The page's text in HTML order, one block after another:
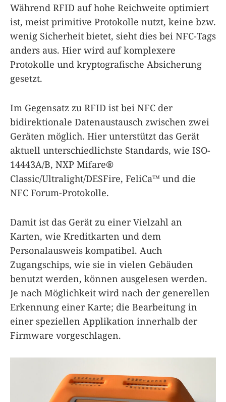
Während RFID auf hohe Reichweite optimiert
ist, meist primitive Protokolle nutzt, keine bzw.
wenig Sicherheit bietet, sieht dies bei NFC-Tags
anders aus. Hier wird auf komplexere
Protokolle und kryptografische Absicherung
gesetzt.
Im Gegensatz zu RFID ist bei NFC der
bidirektionale Datenaustausch zwischen zwei
Geräten möglich. Hier unterstützt das Gerät
aktuell unterschiedlichste Standards, wie ISO-
14443A/B, NXP Mifare®
Classic/Ultralight/DESFire, FeliCa™ und die
NFC Forum-Protokolle.
Damit ist das Gerät zu einer Vielzahl an
Karten, wie Kreditkarten und dem
Personalausweis kompatibel. Auch
Zugangschips, wie sie in vielen Gebäuden
benutzt werden, können ausgelesen werden.
Je nach Möglichkeit wird nach der generellen
Erkennung einer Karte; die Bearbeitung in
einer speziellen Applikation innerhalb der
Firmware vorgeschlagen.